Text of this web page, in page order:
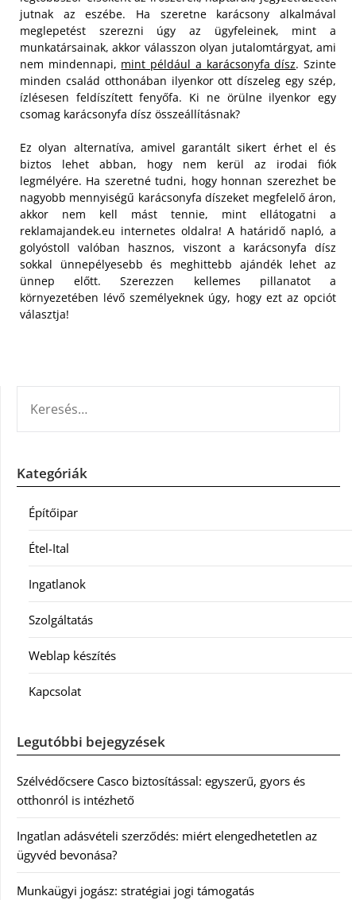
jutnak az eszébe. Ha szeretne karácsony alkalmával
meglepetést szerezni úgy az ügyfeleinek, mint a
munkatársainak, akkor válasszon olyan jutalomtárgyat, ami
nem mindennapi, mint például a karácsonyfa dísz. Szinte
minden család otthonában ilyenkor ott díszeleg egy szép,
ízlésesen feldíszített fenyőfa. Ki ne örülne ilyenkor egy
csomag karácsonyfa dísz összeállításnak?
Ez olyan alternatíva, amivel garantált sikert érhet el és
biztos lehet abban, hogy nem kerül az irodai fiók
legmélyére. Ha szeretné tudni, hogy honnan szerezhet be
nagyobb mennyiségű karácsonyfa díszeket megfelelő áron,
akkor nem kell mást tennie, mint ellátogatni a
reklamajandek.eu internetes oldalra! A határidő napló, a
golyóstoll valóban hasznos, viszont a karácsonyfa dísz
sokkal ünnepélyesebb és meghittebb ajándék lehet az
ünnep előtt. Szerezzen kellemes pillanatot a
környezetében lévő személyeknek úgy, hogy ezt az opciót
választja!
Kategóriák
Építőipar
Étel-Ital
Ingatlanok
Szolgáltatás
Weblap készítés
Kapcsolat
Legutóbbi bejegyzések
Szélvédőcsere Casco biztosítással: egyszerű, gyors és
otthonról is intézhető
Ingatlan adásvételi szerződés: miért elengedhetetlen az
ügyvéd bevonása?
Munkaügyi jogász: stratégiai jogi támogatás